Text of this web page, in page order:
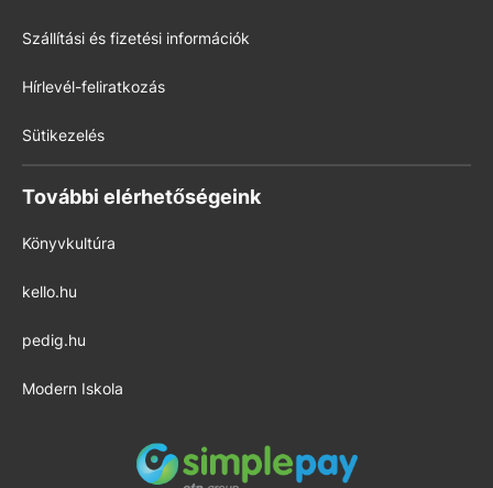
Szállítási és fizetési információk
Hírlevél-feliratkozás
Sütikezelés
További elérhetőségeink
Könyvkultúra
kello.hu
pedig.hu
Modern Iskola